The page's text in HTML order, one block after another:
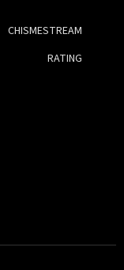
CHISMESTREAM
RATING